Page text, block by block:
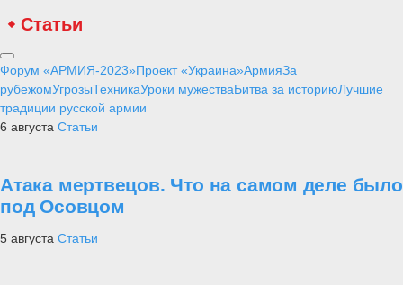
Статьи
Форум «АРМИЯ-2023»Проект «Украина»АрмияЗа
рубежомУгрозыТехникаУроки мужестваБитва за историюЛучшие
традиции русской армии
6 августа Статьи
Атака мертвецов. Что на самом деле было
под Осовцом
5 августа Статьи